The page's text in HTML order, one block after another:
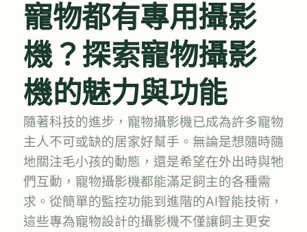
寵物都有專用攝影
機？探索寵物攝影
機的魅力與功能
隨著科技的進步，寵物攝影機已成為許多寵物
主人不可或缺的居家好幫手。無論是想隨時隨
地關注毛小孩的動態，還是希望在外出時與牠
們互動，寵物攝影機都能滿足飼主的各種需
求。從簡單的監控功能到進階的AI智能技術，
這些專為寵物設計的攝影機不僅讓飼主更安